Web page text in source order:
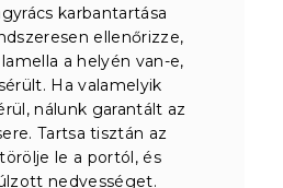
karbantartása
ellenőrizze,
a helyén van-e,
Ha valamelyik
nálunk garantált az
Tartsa tisztán az
le a portól, és
nedvességet.